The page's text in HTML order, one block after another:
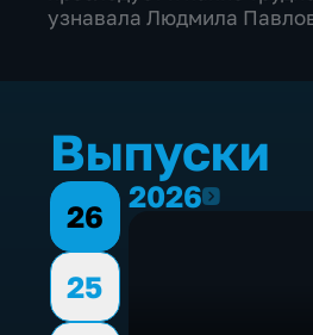
узнавала Людмила
Выпуски
26
25
20262026